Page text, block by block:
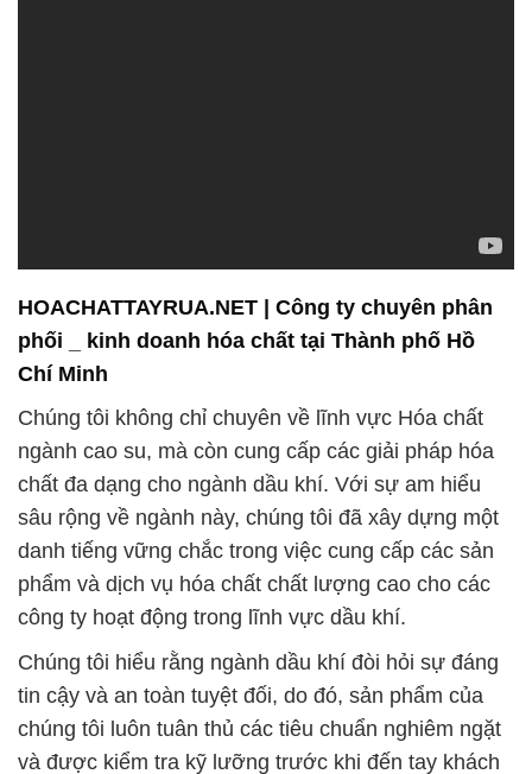
Chúng tôi không chỉ chuyên về lĩnh vực Hóa chất
ngành cao su, mà còn cung cấp các giải pháp hóa
chất đa dạng cho ngành dầu khí. Với sự am hiểu
sâu rộng về ngành này, chúng tôi đã xây dựng một
danh tiếng vững chắc trong việc cung cấp các sản
phẩm và dịch vụ hóa chất chất lượng cao cho các
công ty hoạt động trong lĩnh vực dầu khí.
Chúng tôi hiểu rằng ngành dầu khí đòi hỏi sự đáng
tin cậy và an toàn tuyệt đối, do đó, sản phẩm của
chúng tôi luôn tuân thủ các tiêu chuẩn nghiêm ngặt
và được kiểm tra kỹ lưỡng trước khi đến tay khách
hàng. Khách hàng của chúng tôi có thể yên tâm về
sự ổn định và hiệu suất của sản phẩm khi sử dụng
trong môi trường khắc nghiệt của ngành dầu khí.
3. **Tính chất bền vững và bảo vệ môi trường**